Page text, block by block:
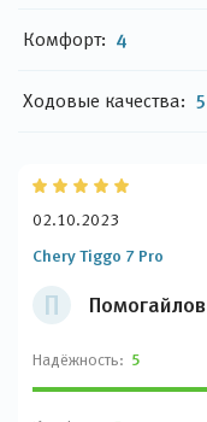
П
Chery Tiggo 7 Pro
02.10.2023
Надёжность: 5
Комфорт: 4
Ходовые качества: 5